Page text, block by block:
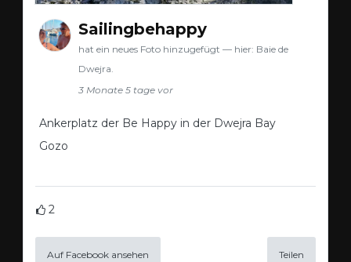
Sailingbehappy
hat ein neues Foto hinzugefügt — hier: Baie de
Dwejra.
3 Monate 5 tage vor
Ankerplatz der Be Happy in der Dwejra Bay
Gozo
2
Auf Facebook ansehen Teilen